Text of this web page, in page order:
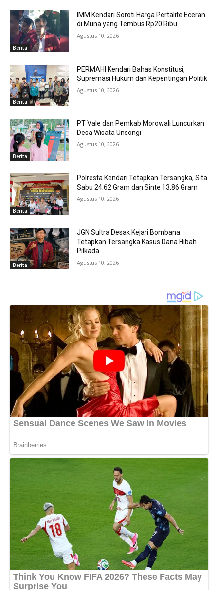
Berita
IMM Kendari Soroti Harga Pertalite Eceran
di Muna yang Tembus Rp20 Ribu
Agustus 10, 2026
Berita
PERMAHI Kendari Bahas Konstitusi,
Supremasi Hukum dan Kepentingan Politik
Agustus 10, 2026
Berita
PT Vale dan Pemkab Morowali Luncurkan
Desa Wisata Unsongi
Agustus 10, 2026
Berita
Polresta Kendari Tetapkan Tersangka, Sita
Sabu 24,62 Gram dan Sinte 13,86 Gram
Agustus 10, 2026
Berita
JGN Sultra Desak Kejari Bombana
Tetapkan Tersangka Kasus Dana Hibah
Pilkada
Agustus 10, 2026